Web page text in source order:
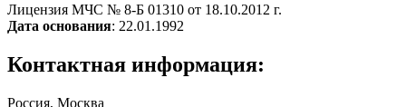
Лицензия МЧС № 8-Б 01310 от 18.10.2012 г.
Дата основания: 22.01.1992
Контактная информация:
Россия, Москва